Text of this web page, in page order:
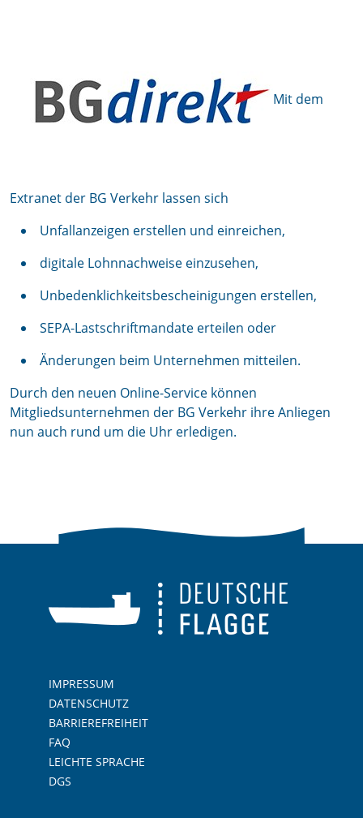
Mit dem
Extranet der BG Verkehr lassen sich
Unfallanzeigen erstellen und einreichen,
digitale Lohnnachweise einzusehen,
Unbedenklichkeitsbescheinigungen erstellen,
SEPA-Lastschriftmandate erteilen oder
Änderungen beim Unternehmen mitteilen.
Durch den neuen Online-Service können
Mitgliedsunternehmen der BG Verkehr ihre Anliegen
nun auch rund um die Uhr erledigen.
IMPRESSUM
DATENSCHUTZ
BARRIEREFREIHEIT
FAQ
LEICHTE SPRACHE
DGS